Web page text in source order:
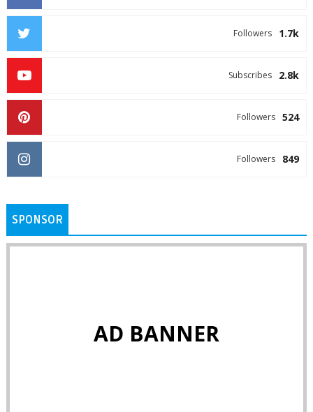
1.7k
Followers
2.8k
Subscribes
524
Followers
849
Followers
SPONSOR
AD BANNER